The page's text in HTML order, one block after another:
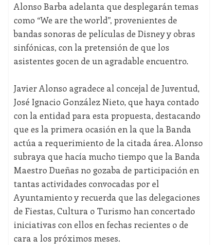
Alonso Barba adelanta que desplegarán temas
como “We are the world”, provenientes de
bandas sonoras de películas de Disney y obras
sinfónicas, con la pretensión de que los
asistentes gocen de un agradable encuentro.
Javier Alonso agradece al concejal de Juventud,
José Ignacio González Nieto, que haya contado
con la entidad para esta propuesta, destacando
que es la primera ocasión en la que la Banda
actúa a requerimiento de la citada área. Alonso
subraya que hacía mucho tiempo que la Banda
Maestro Dueñas no gozaba de participación en
tantas actividades convocadas por el
Ayuntamiento y recuerda que las delegaciones
de Fiestas, Cultura o Turismo han concertado
iniciativas con ellos en fechas recientes o de
cara a los próximos meses.